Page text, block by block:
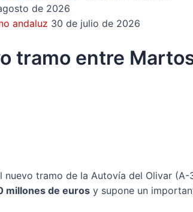
de 2026
andaluz 30 de julio de 2026
tramo entre
tramo de la Autovía del Olivar (A-
millones de euros y supone un